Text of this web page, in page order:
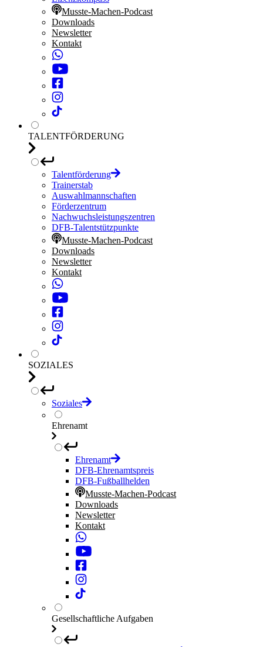
Musste-Machen-Podcast
Downloads
Newsletter
Kontakt
TALENTFÖRDERUNG
Talentförderung
Trainerstab
Auswahlmannschaften
Förderzentrum
Nachwuchsleistungszentren
DFB-Talentstützpunkte
Musste-Machen-Podcast
Downloads
Newsletter
Kontakt
SOZIALES
Soziales
Ehrenamt
Ehrenamt
DFB-Ehrenamtspreis
DFB-Fußballhelden
Musste-Machen-Podcast
Downloads
Newsletter
Kontakt
Gesellschaftliche Aufgaben